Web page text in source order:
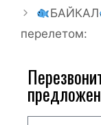
БАЙКАЛ
перелетом: